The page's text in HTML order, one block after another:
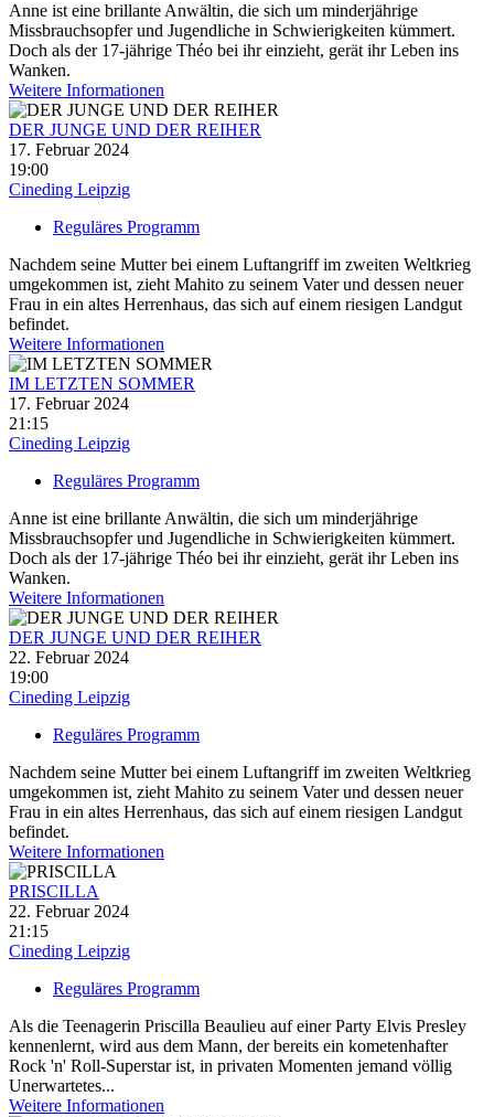
Anne ist eine brillante Anwältin, die sich um minderjährige
Missbrauchsopfer und Jugendliche in Schwierigkeiten kümmert.
Doch als der 17-jährige Théo bei ihr einzieht, gerät ihr Leben ins
Wanken.
Weitere Informationen
DER JUNGE UND DER REIHER
17. Februar 2024
19:00
Cineding Leipzig
Reguläres Programm
Nachdem seine Mutter bei einem Luftangriff im zweiten Weltkrieg
umgekommen ist, zieht Mahito zu seinem Vater und dessen neuer
Frau in ein altes Herrenhaus, das sich auf einem riesigen Landgut
befindet.
Weitere Informationen
IM LETZTEN SOMMER
17. Februar 2024
21:15
Cineding Leipzig
Reguläres Programm
Anne ist eine brillante Anwältin, die sich um minderjährige
Missbrauchsopfer und Jugendliche in Schwierigkeiten kümmert.
Doch als der 17-jährige Théo bei ihr einzieht, gerät ihr Leben ins
Wanken.
Weitere Informationen
DER JUNGE UND DER REIHER
22. Februar 2024
19:00
Cineding Leipzig
Reguläres Programm
Nachdem seine Mutter bei einem Luftangriff im zweiten Weltkrieg
umgekommen ist, zieht Mahito zu seinem Vater und dessen neuer
Frau in ein altes Herrenhaus, das sich auf einem riesigen Landgut
befindet.
Weitere Informationen
PRISCILLA
22. Februar 2024
21:15
Cineding Leipzig
Reguläres Programm
Als die Teenagerin Priscilla Beaulieu auf einer Party Elvis Presley
kennenlernt, wird aus dem Mann, der bereits ein kometenhafter
Rock 'n' Roll-Superstar ist, in privaten Momenten jemand völlig
Unerwartetes...
Weitere Informationen